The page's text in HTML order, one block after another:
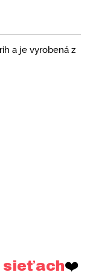
a je vyrobená z
sieťach❤️